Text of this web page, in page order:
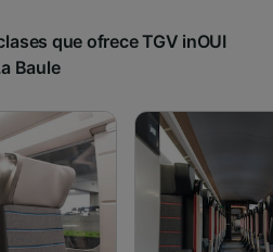
que ofrece TGV inOUI
Baule